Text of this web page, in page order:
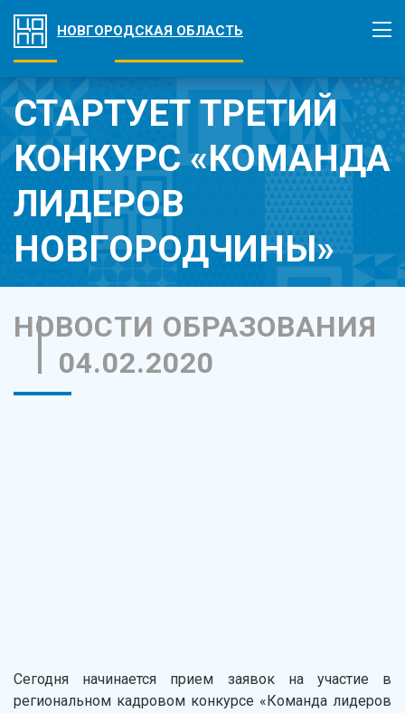
НОВГОРОДСКАЯ ОБЛАСТЬ
СТАРТУЕТ ТРЕТИЙ
КОНКУРС «КОМАНДА
ЛИДЕРОВ
НОВГОРОДЧИНЫ»
НОВОСТИ ОБРАЗОВАНИЯ
04.02.2020
Сегодня начинается прием заявок на участие в
региональном кадровом конкурсе «Команда лидеров